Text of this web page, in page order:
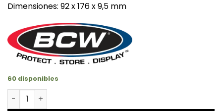
Dimensiones: 92 x 176 x 9,5 mm
60 disponibles
Exhibidor De Acrílico cantidad